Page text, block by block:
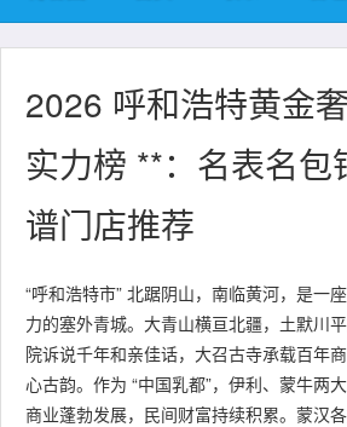
2026 呼和浩特黄金
实力榜 **：名表名包
谱门店推荐
“呼和浩特市” 北踞阴山，南临黄河，是一
力的塞外青城。大青山横亘北疆，土默川
院诉说千年和亲佳话，大召古寺承载百年
心古韵。作为 “中国乳都”，伊利、蒙牛两
商业蓬勃发展，民间财富持续积累。蒙汉